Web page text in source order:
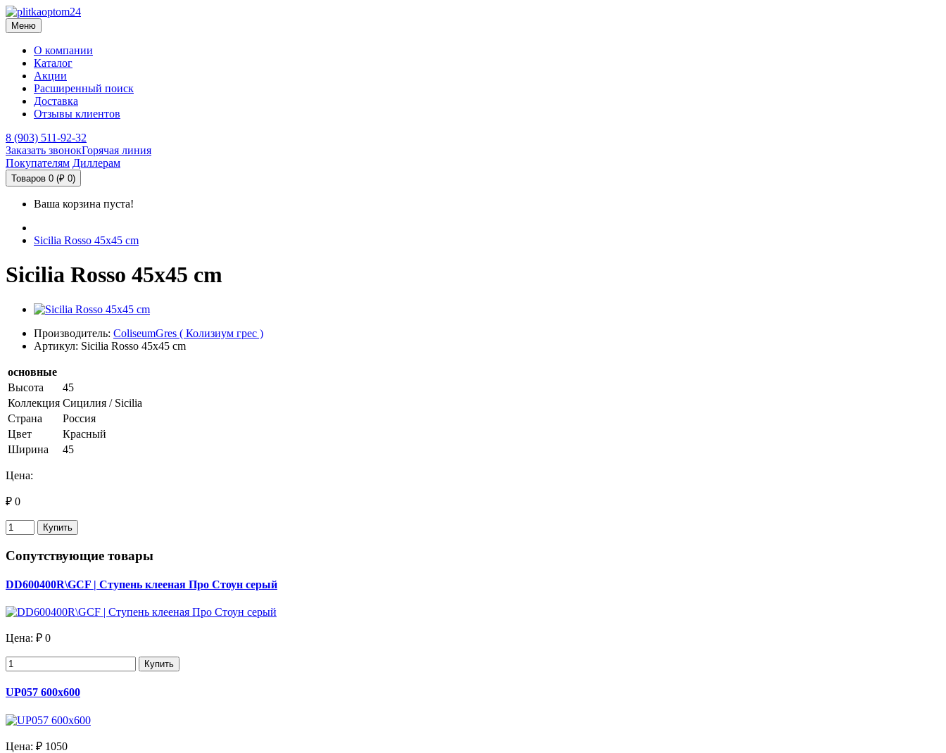
Меню
О компании
Каталог
Акции
Расширенный поиск
Доставка
Отзывы клиентов
8 (903) 511-92-32
Заказать звонокГорячая линия
Покупателям Диллерам
Товаров 0 (₽ 0)
Ваша корзина пуста!
Sicilia Rosso 45x45 cm
Sicilia Rosso 45x45 cm
Производитель: ColiseumGres ( Колизиум грес )
Артикул: Sicilia Rosso 45x45 cm
основные
Высота
45
Коллекция Сицилия / Sicilia
Страна
Россия
Цвет
Красный
Ширина
45
Цена:
₽ 0
Купить
Сопутствующие товары
DD600400R\GCF | Ступень клееная Про Стоун серый
Цена: ₽ 0
Купить
UP057 600х600
Цена: ₽ 1050